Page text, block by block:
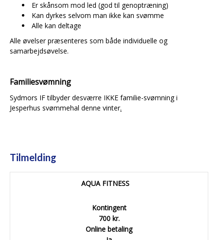
Er skånsom mod led (god til genoptræning)
Kan dyrkes selvom man ikke kan svømme
Alle kan deltage
Alle øvelser præsenteres som både individuelle og
samarbejdsøvelse.
Familiesvømning
Sydmors IF tilbyder desværre IKKE familie-svømning i
Jesperhus svømmehal denne vinter.
Tilmelding
AQUA FITNESS
Kontingent
700 kr.
Online betaling